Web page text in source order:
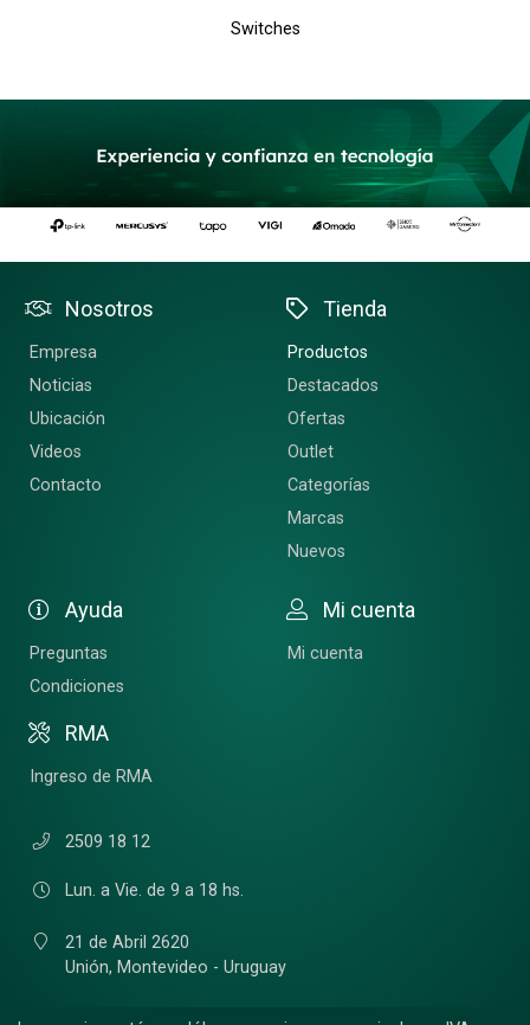
Switches
Nosotros
Empresa
Noticias
Ubicación
Videos
Contacto
Tienda
Productos
Destacados
Ofertas
Outlet
Categorías
Marcas
Nuevos
Ayuda
Preguntas
Condiciones
RMA
Ingreso de RMA
Mi cuenta
Mi cuenta
2509 18 12
Lun. a Vie. de 9 a 18 hs.
21 de Abril 2620
Unión, Montevideo - Uruguay